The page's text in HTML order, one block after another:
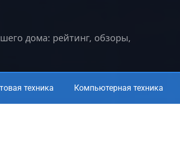
дома: рейтинг, обзоры,
техника Компьютерная техника